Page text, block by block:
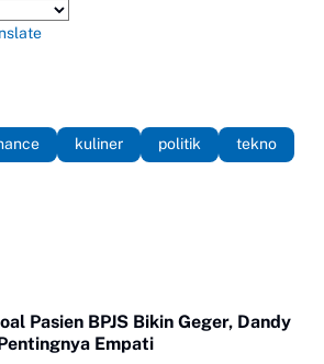
kuliner politik
tekno
Pasien BPJS Bikin Geger, Dandy
Empati